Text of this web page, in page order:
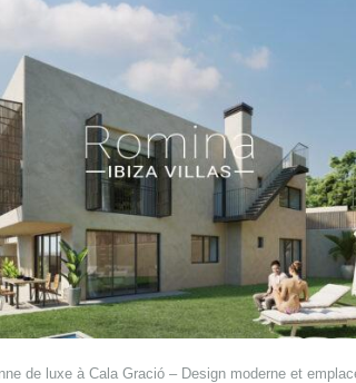
de luxe à Cala Gració – Design moderne et